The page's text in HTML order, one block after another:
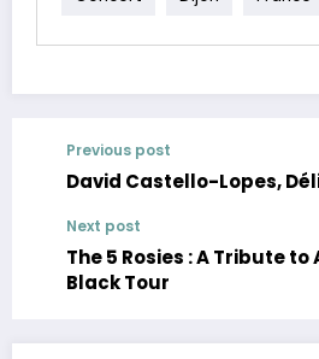
Previous post
David Castello-Lopes,
Next post
The 5 Rosies : A Tribute to
Black Tour